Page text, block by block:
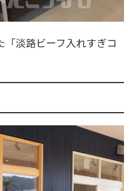
淡路ビーフ入れすぎコ